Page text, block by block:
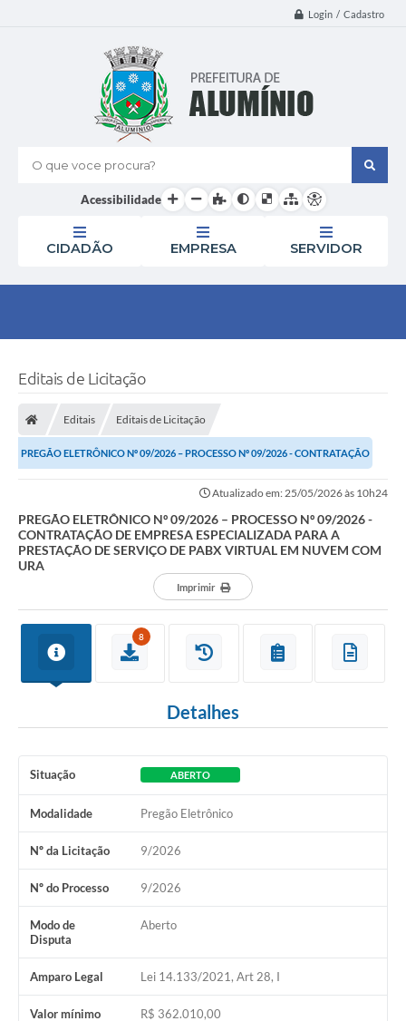
Login / Cadastro
O que voce procura?
Acessibilidade
CIDADÃO EMPRESA SERVIDOR
Editais de Licitação
Editais Editais de Licitação
PREGÃO ELETRÔNICO Nº 09/2026 – PROCESSO Nº 09/2026 - CONTRATAÇÃO
DE EMPRESA ESPECIALIZADA PARA A PRESTAÇÃO DE...
Atualizado em: 25/05/2026 às 10h24
PREGÃO ELETRÔNICO Nº 09/2026 – PROCESSO Nº 09/2026 -
CONTRATAÇÃO DE EMPRESA ESPECIALIZADA PARA A
PRESTAÇÃO DE SERVIÇO DE PABX VIRTUAL EM NUVEM COM
URA
Imprimir
8
Detalhes
Situação ABERTO
Modalidade Pregão Eletrônico
Nº da Licitação 9/2026
Nº do Processo 9/2026
Modo de
Disputa
Aberto
Amparo Legal Lei 14.133/2021, Art 28, I
Valor mínimo
R$ 362.010,00